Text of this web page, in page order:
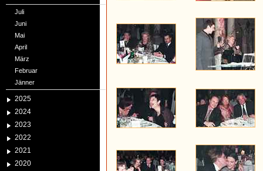
Juli
Juni
Mai
April
März
Februar
Jänner
2025
2024
2023
2022
2021
2020